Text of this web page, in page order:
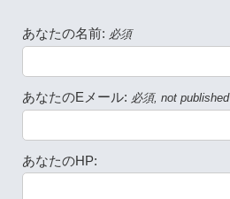
あなたの名前: 必須
あなたのEメール: 必須, not published
あなたのHP: